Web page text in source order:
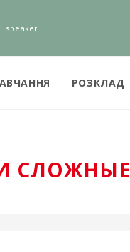
speaker
РОЗКЛАД
СЛОЖНЫЕ